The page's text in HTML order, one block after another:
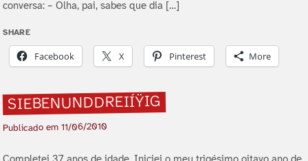
conversa: – Olha, pai, sabes que dia […]
SHARE
Facebook X Pinterest More
SIEBENUNDDREIÍŸIG
Publicado em11/06/2010